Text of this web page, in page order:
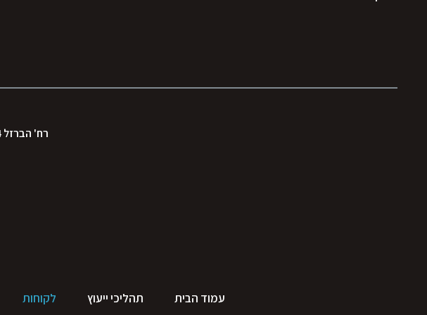
רח' הברזל 34 כניסה B, רמת החייל, תל אביב
עמוד הבית תהליכי ייעוץ לקוחות